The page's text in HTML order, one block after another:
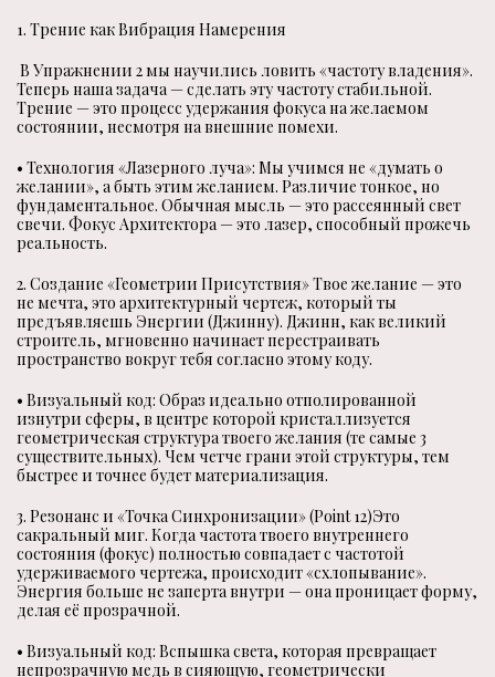
1. Трение как Вибрация Намерения
В Упражнении 2 мы научились ловить «частоту владения».
Теперь наша задача — сделать эту частоту стабильной.
Трение — это процесс удержания фокуса на желаемом
состоянии, несмотря на внешние помехи.
• Технология «Лазерного луча»: Мы учимся не «думать о
желании», а быть этим желанием. Различие тонкое, но
фундаментальное. Обычная мысль — это рассеянный свет
свечи. Фокус Архитектора — это лазер, способный прожечь
реальность.
2. Создание «Геометрии Присутствия» Твое желание — это
не мечта, это архитектурный чертеж, который ты
предъявляешь Энергии (Джинну). Джинн, как великий
строитель, мгновенно начинает перестраивать
пространство вокруг тебя согласно этому коду.
• Визуальный код: Образ идеально отполированной
изнутри сферы, в центре которой кристаллизуется
геометрическая структура твоего желания (те самые 3
существительных). Чем четче грани этой структуры, тем
быстрее и точнее будет материализация.
3. Резонанс и «Точка Синхронизации» (Point 12)Это
сакральный миг. Когда частота твоего внутреннего
состояния (фокус) полностью совпадает с частотой
удерживаемого чертежа, происходит «схлопывание».
Энергия больше не заперта внутри — она проницает форму,
делая её прозрачной.
• Визуальный код: Вспышка света, которая превращает
непрозрачную медь в сияющую, геометрически